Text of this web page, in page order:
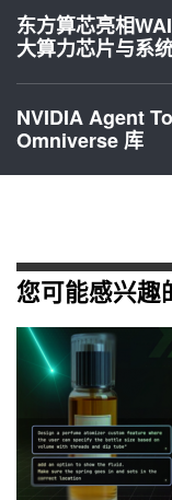
东方算芯亮相
大算力芯片与系
NVIDIA Agent
Omniverse 库
您可能感兴趣